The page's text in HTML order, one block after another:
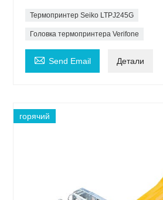
Термопринтер Seiko LTPJ245G
Головка термопринтера Verifone
 Send Email Детали
горячий